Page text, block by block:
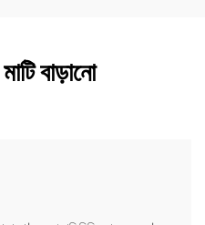
বাড়ানো